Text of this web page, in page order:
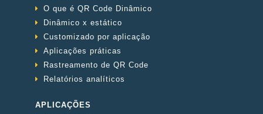
O que é QR Code Dinâmico
Dinâmico x estático
Customizado por aplicação
Aplicações práticas
Rastreamento de QR Code
Relatórios analíticos
APLICAÇÕES